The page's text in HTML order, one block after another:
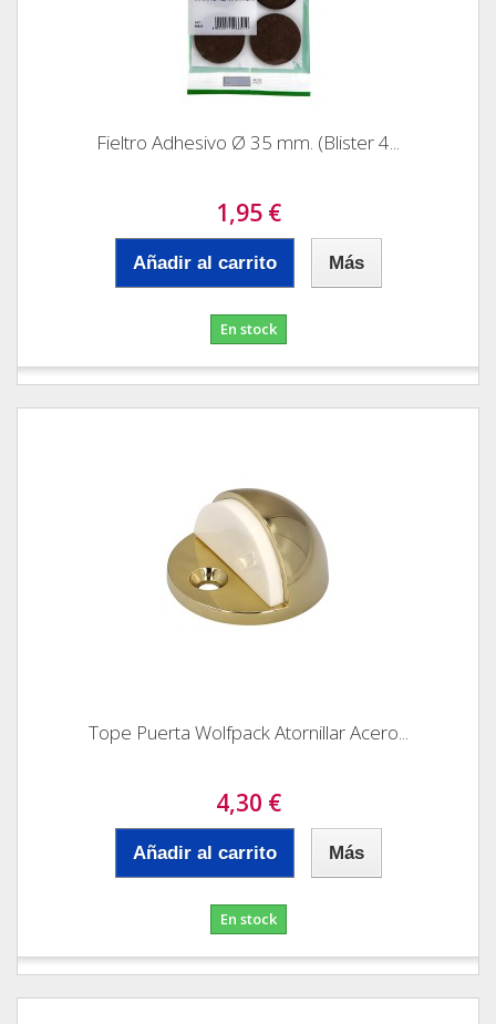
Fieltro Adhesivo Ø 35 mm. (Blister 4...
1,95 €
Añadir al carrito Más
En stock
Tope Puerta Wolfpack Atornillar Acero...
4,30 €
Añadir al carrito Más
En stock